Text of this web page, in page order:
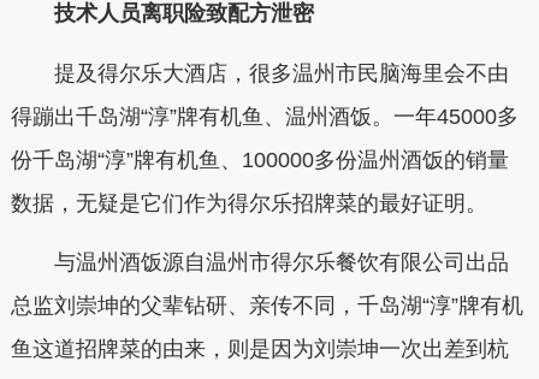
技术人员离职险致配方泄密
提及得尔乐大酒店，很多温州市民脑海里会不由
得蹦出千岛湖“淳”牌有机鱼、温州酒饭。一年45000多
份千岛湖“淳”牌有机鱼、100000多份温州酒饭的销量
数据，无疑是它们作为得尔乐招牌菜的最好证明。
与温州酒饭源自温州市得尔乐餐饮有限公司出品
总监刘崇坤的父辈钻研、亲传不同，千岛湖“淳”牌有机
鱼这道招牌菜的由来，则是因为刘崇坤一次出差到杭